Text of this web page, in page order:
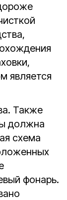
является
Также
должна
схема
фонарь.